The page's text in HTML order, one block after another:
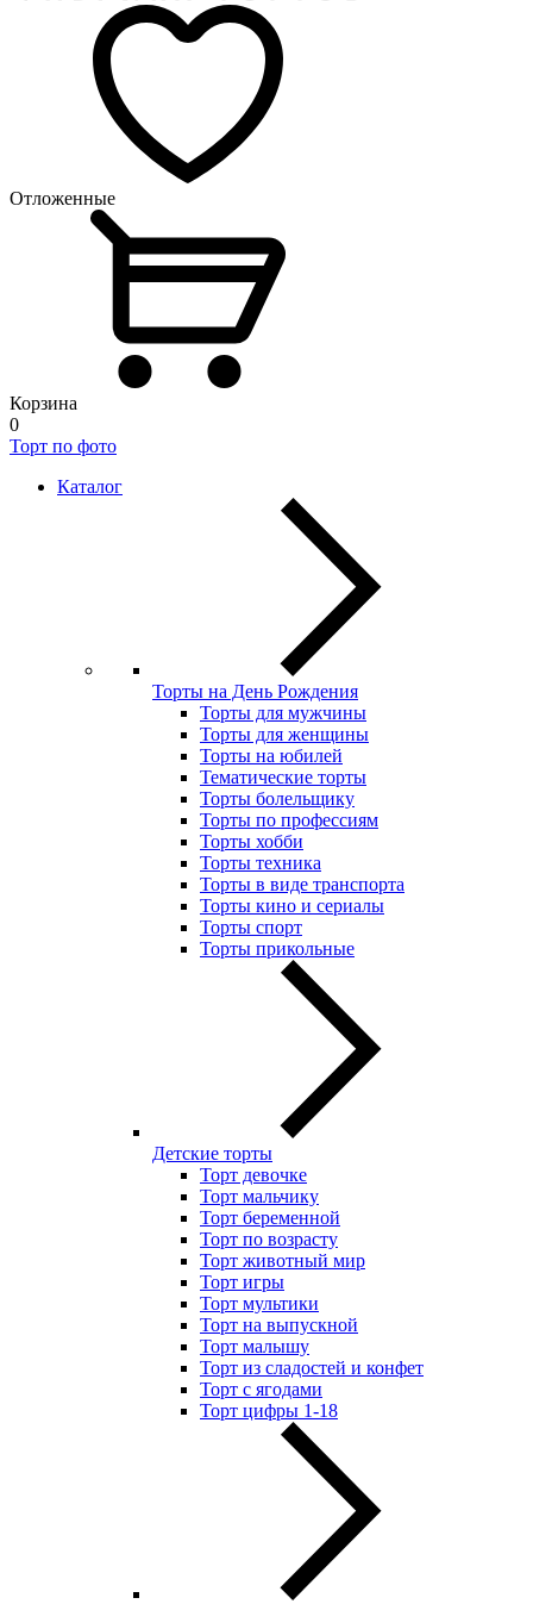
Отложенные
Корзина
0
Торт по фото
Каталог
Торты на День Рождения
Торты для мужчины
Торты для женщины
Торты на юбилей
Тематические торты
Торты болельщику
Торты по профессиям
Торты хобби
Торты техника
Торты в виде транспорта
Торты кино и сериалы
Торты спорт
Торты прикольные
Детские торты
Торт девочке
Торт мальчику
Торт беременной
Торт по возрасту
Торт животный мир
Торт игры
Торт мультики
Торт на выпускной
Торт малышу
Торт из сладостей и конфет
Торт с ягодами
Торт цифры 1-18